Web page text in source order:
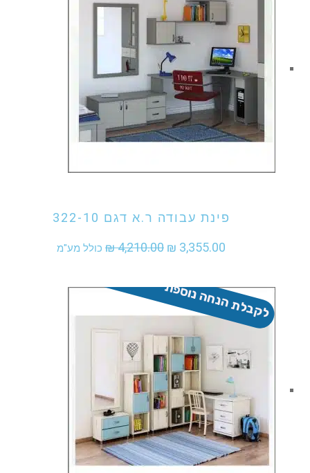
פינת עבודה ר.א דגם 322-10
₪4,210.00
המחיר
היה:
₪ 4,210.00.
₪ 3,355.00
המחיר
₪ 3,355.00.
כולל מע"מ
לקבלת הנחה נוספת - התקשר